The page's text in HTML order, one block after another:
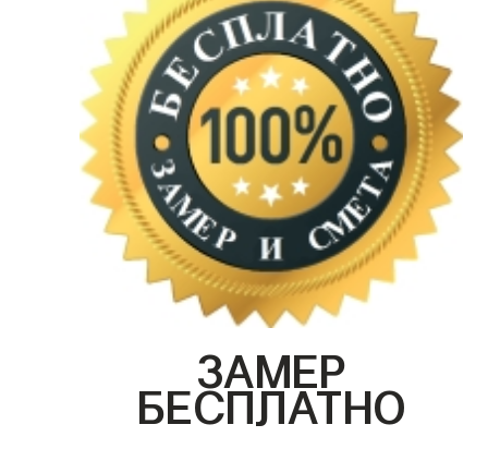
ЗАМЕР
БЕСПЛАТНО